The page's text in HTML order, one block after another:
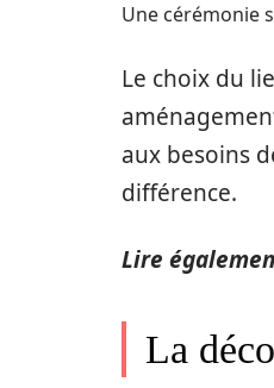
Une cérémonie
Le choix du
aux besoins
différence.
Lire
La